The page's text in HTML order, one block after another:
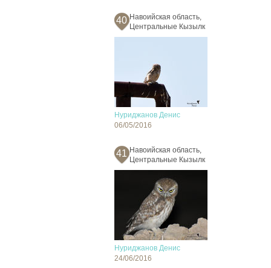
40 Навоийская область,
Центральные Кызылк
Нуриджанов Денис
06/05/2016
41 Навоийская область,
Центральные Кызылк
Нуриджанов Денис
24/06/2016